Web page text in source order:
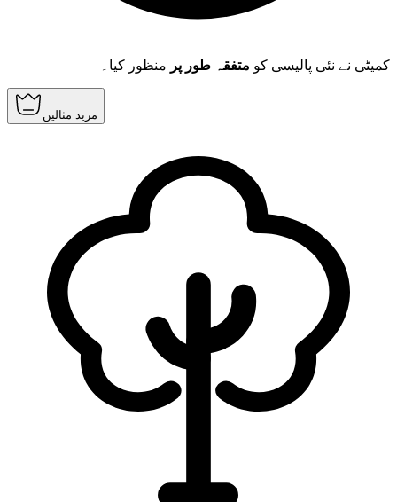
کمیٹی نے نئی پالیسی کو متفقہ طور پر منظور کیا۔
مزید مثالیں